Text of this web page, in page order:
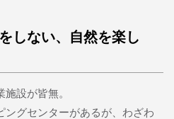
しない、自然を楽し
設が皆無。
ングセンターがあるが、わざわ